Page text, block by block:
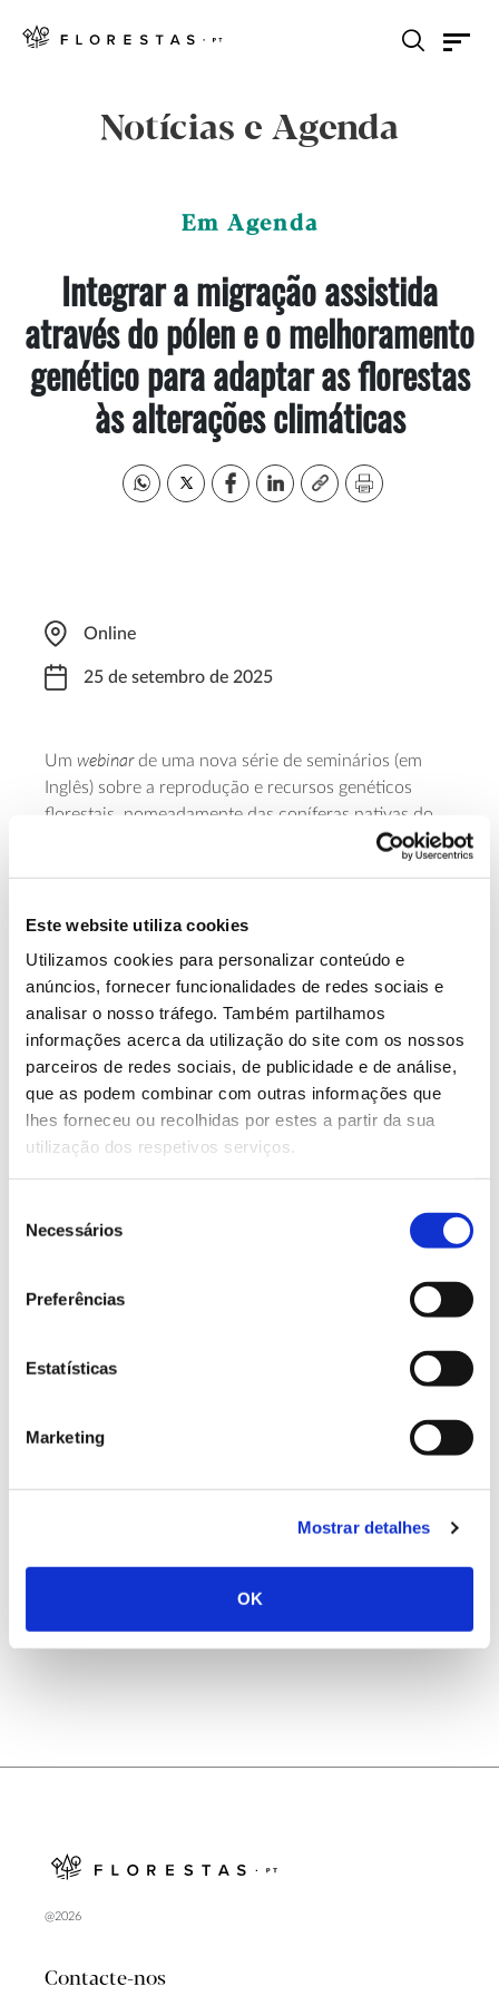
Este website utiliza cookies
Utilizamos cookies para personalizar conteúdo e
anúncios, fornecer funcionalidades de redes sociais e
analisar o nosso tráfego. Também partilhamos
informações acerca da utilização do site com os nossos
parceiros de redes sociais, de publicidade e de análise,
que as podem combinar com outras informações que
lhes forneceu ou recolhidas por estes a partir da sua
utilização dos respetivos serviços.
Necessários
Preferências
Estatísticas
Marketing
Mostrar detalhes
OK
Notícias e Agenda
Em Agenda
Integrar a migração assistida
através do pólen e o melhoramento
genético para adaptar as florestas
às alterações climáticas
Online
25 de setembro de 2025
Um webinarde uma nova série de seminários (em
Inglês) sobre a reprodução e recursos genéticos
florestais, nomeadamente das coníferas nativas do
Noroeste do Pacífico, que partilha conhecimentos
recentes, experiências práticas e futuros caminhos a
webinarrealiza-se ao fim da tarde e tem como orador
Ciências da Chéquia. É necessário registo para
Saber mais
13.07.2026
Genoma do priolo e de outras espécies em risco:
Registar galhas de Trichi em acácia-das-espigas:
Natureza e florestas procuram jovens voluntários
@2026
Contacte-nos